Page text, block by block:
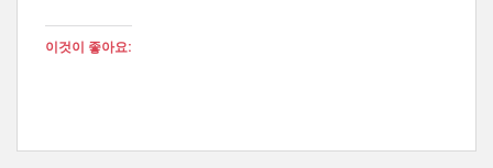
이것이 좋아요: